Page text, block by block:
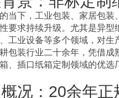
当下，工业包装、家居包
要求持续升级。尤其是异
工业设备等多个领域，对
包装行业二十余年，凭借
、插口纸箱定制领域的优
况：20余年